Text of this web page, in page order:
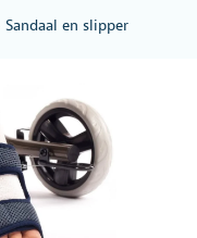
Sandaal en slipper